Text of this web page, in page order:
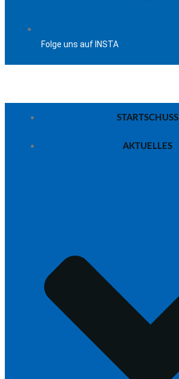
Folge uns auf INSTA
STARTSCHUSS
AKTUELLES